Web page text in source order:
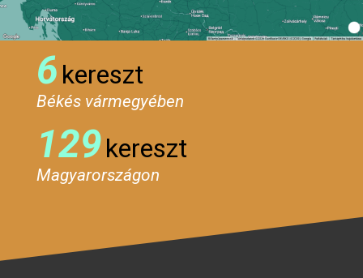
6 kereszt
Békés vármegyében
129kereszt
Magyarországon